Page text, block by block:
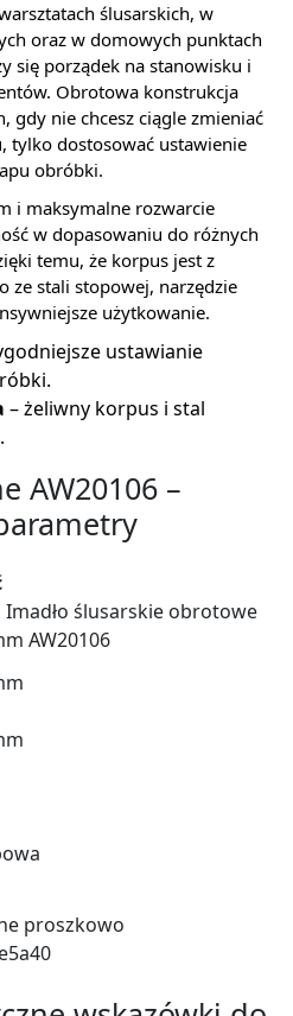
ślusarskich, w
oraz w domowych punktach
się porządek na stanowisku i
Obrotowa konstrukcja
gdy nie chcesz ciągle zmieniać
tylko dostosować ustawienie
obróbki.
i maksymalne rozwarcie
w dopasowaniu do różnych
temu, że korpus jest z
ze stali stopowej, narzędzie
użytkowanie.
ustawianie
– żeliwny korpus i stal
AW20106 –
Imadło ślusarskie obrotowe
AW20106
proszkowo